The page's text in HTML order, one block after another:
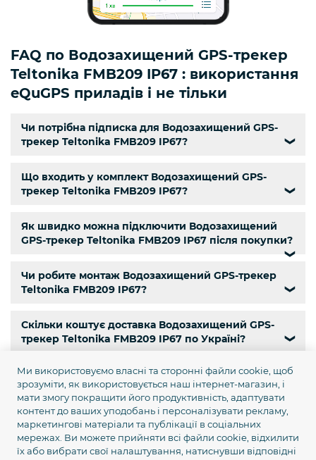
FAQ по Водозахищений GPS-трекер
Teltonika FMB209 IP67 : використання
eQuGPS приладів і не тільки
Чи потрібна підписка для Водозахищений GPS-
трекер Teltonika FMB209 IP67?
❯
Що входить у комплект Водозахищений GPS-
трекер Teltonika FMB209 IP67?
❯
Як швидко можна підключити Водозахищений
GPS-трекер Teltonika FMB209 IP67 після покупки?
❯
Чи робите монтаж Водозахищений GPS-трекер
Teltonika FMB209 IP67?
❯
Скільки коштує доставка Водозахищений GPS-
трекер Teltonika FMB209 IP67 по Україні?
❯
Чи є самовивіз Водозахищений GPS-трекер
Teltonika FMB209 IP67?
Чи є кур’єрська доставка Водозахищений GPS-
трекер Teltonika FMB209 IP67 по Києву?
❯
Ми використовуємо власні та сторонні файли cookie, щоб
зрозуміти, як використовується наш інтернет-магазин, і
мати змогу покращити його продуктивність, адаптувати
контент до ваших уподобань і персоналізувати рекламу,
маркетингові матеріали та публікації в соціальних
мережах. Ви можете прийняти всі файли cookie, відхилити
їх або вибрати свої налаштування, натиснувши відповідні